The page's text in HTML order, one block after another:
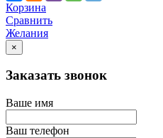
Корзина
Сравнить
Желания
×
Заказать звонок
Ваше имя
Ваш телефон